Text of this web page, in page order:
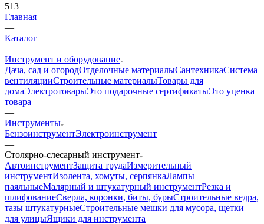
513
Главная
—
Каталог
—
Инструмент и оборудование
Дача, сад и огородОтделочные материалыСантехникаСистема
вентиляцииСтроительные материалыТовары для
домаЭлектротоварыЭто подарочные сертификатыЭто уценка
товара
—
Инструменты
БензоинструментЭлектроинструмент
—
Столярно-слесарный инструмент
АвтоинструментЗащита трудаИзмерительный
инструментИзолента, хомуты, серпянкаЛампы
паяльныеМалярный и штукатурный инструментРезка и
шлифованиеСверла, коронки, биты, бурыСтроительные ведра,
тазы штукатурныеСтроительные мешки для мусора, щетки
для улицыЯщики для инструмента